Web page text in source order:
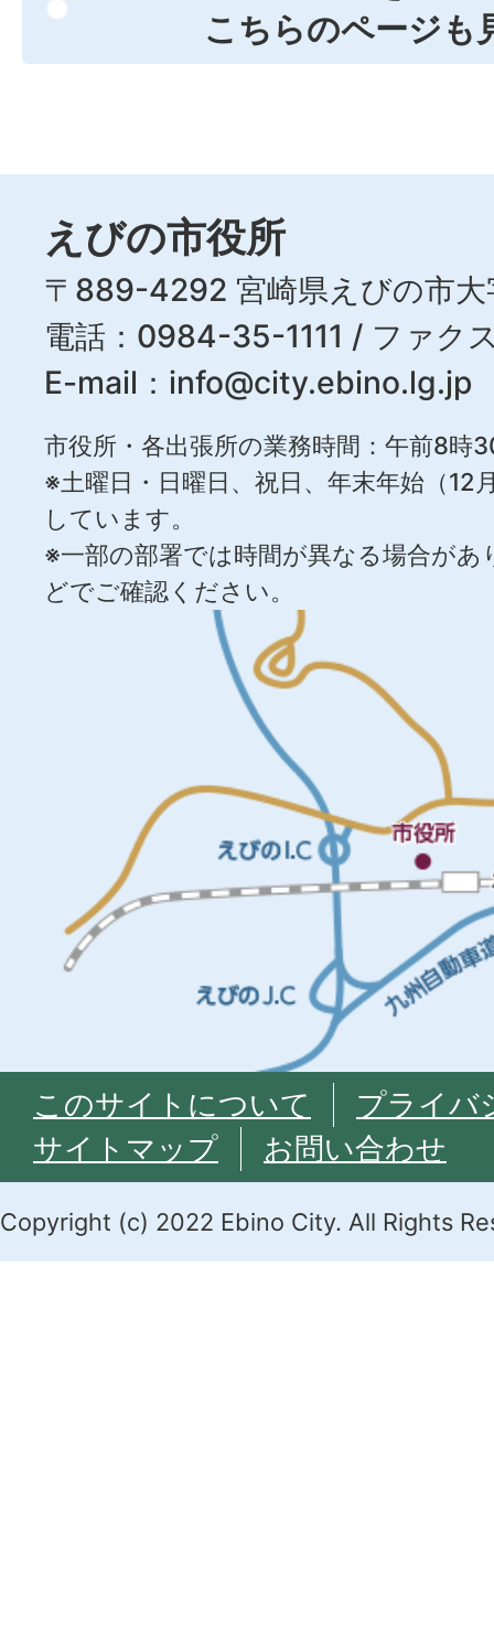
こちらのページも
えびの市役所
〒889-4292 宮崎県えびの市大
電話：0984-35-1111 / ファ
E-mail： info@city.ebino.lg.jp
市役所・各出張所の業務時間：午前8時
※土曜日・日曜日、祝日、年末年始（12
しています。
※一部の部署では時間が異なる場合が
どでご確認ください。
このサイトについて
プライバ
サイトマップ
お問い合わせ
Copyright (c) 2022 Ebino City. All Rights